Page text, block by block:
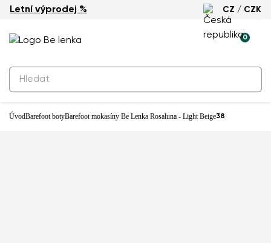
Letní výprodej % CZ / CZK
0
ÚvodBarefoot botyBarefoot mokasíny Be Lenka Rosaluna - Light Beige38